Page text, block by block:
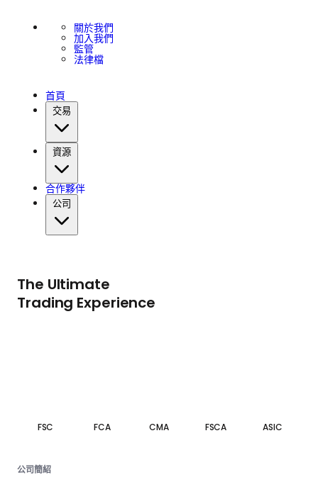
關於我們
加入我們
監管
法律檔
首頁
交易
資源
合作夥伴
公司
The Ultimate
Trading Experience
FSC FCA CMA FSCA ASIC
公司簡紹